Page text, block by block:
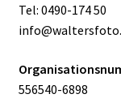
Tel: 0490-174 50
556540-6898